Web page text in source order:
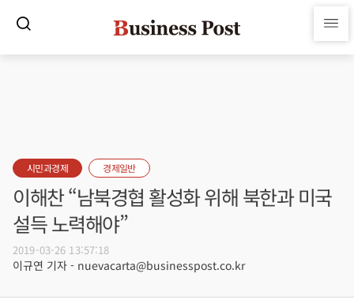
시민과경제 경제일반
이해찬 “남북경협 활성화 위해 북한과 미국
설득 노력해야”
2019-03-26 13:57:18
이규연 기자 - nuevacarta@businesspost.co.kr